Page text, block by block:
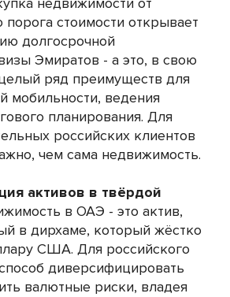
стоимости открывает
долгосрочной
Эмиратов - а это, в свою
ряд преимуществ для
мобильности, ведения
планирования. Для
российских клиентов
чем сама недвижимость.
активов в твёрдой
в ОАЭ - это актив,
в дирхаме, который жёстко
США. Для российского
диверсифицировать
валютные риски, владея